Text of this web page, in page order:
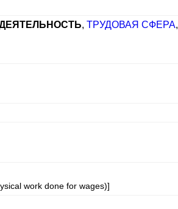
, ТРУДОВАЯ СФЕРА,
work done for wages)]